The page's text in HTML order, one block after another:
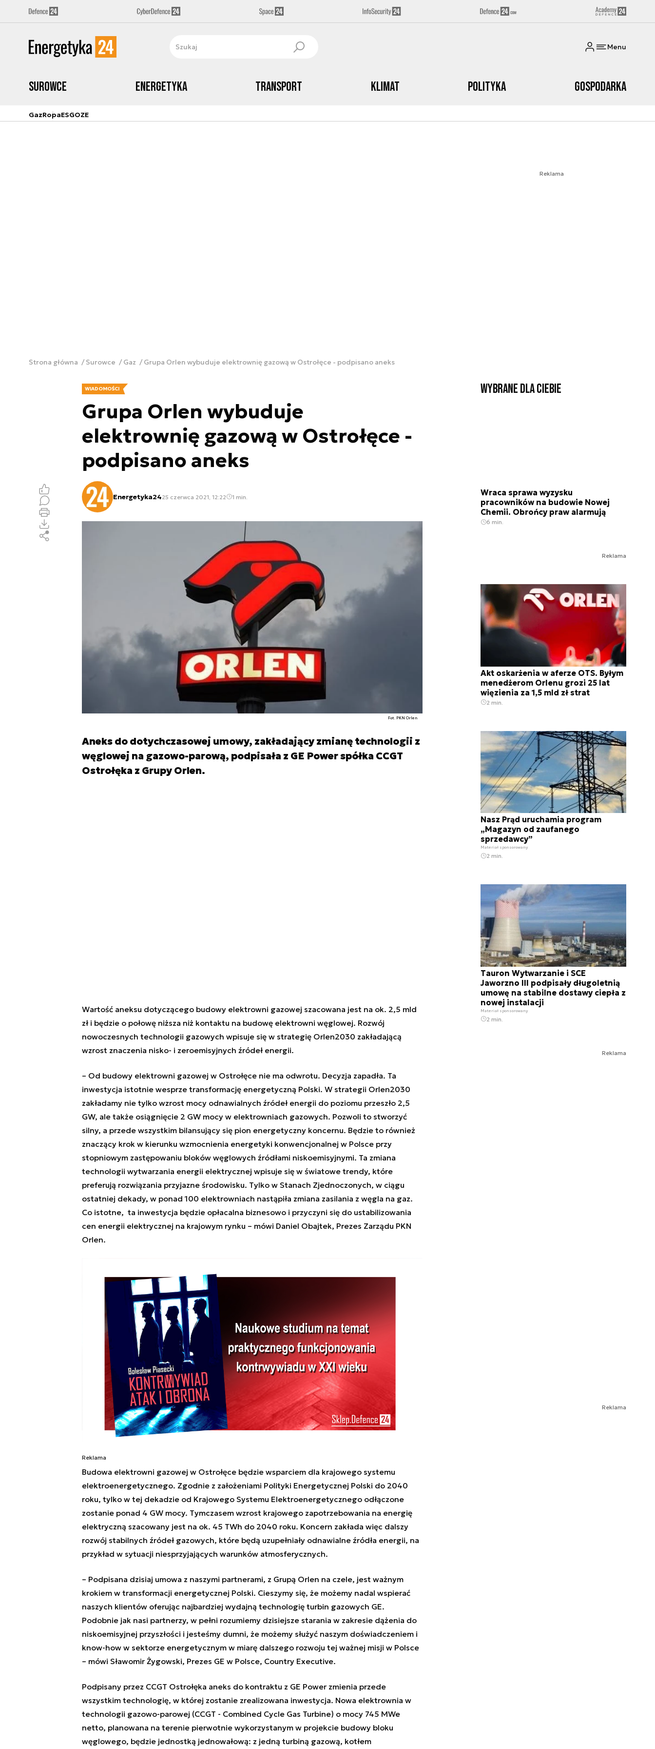
Menu
Surowce Energetyka Transport Klimat Polityka Gospodarka
GazRopaESGOZE
Reklama
Strona główna Surowce Gaz Grupa Orlen wybuduje elektrownię gazową w Ostrołęce - podpisano aneks
WIADOMOŚCI
Grupa Orlen wybuduje
elektrownię gazową w Ostrołęce -
podpisano aneks
Energetyka2425 czerwca 2021, 12:22 1 min.
Fot. PKN Orlen
Aneks do dotychczasowej umowy, zakładający zmianę technologii z
węglowej na gazowo-parową, podpisała z GE Power spółka CCGT
Ostrołęka z Grupy Orlen.
Wartość aneksu dotyczącego budowy elektrowni gazowej szacowana jest na ok. 2,5 mld
zł i będzie o połowę niższa niż kontaktu na budowę elektrowni węglowej. Rozwój
nowoczesnych technologii gazowych wpisuje się w strategię Orlen2030 zakładającą
wzrost znaczenia nisko- i zeroemisyjnych źródeł energii.
– Od budowy elektrowni gazowej w Ostrołęce nie ma odwrotu. Decyzja zapadła. Ta
inwestycja istotnie wesprze transformację energetyczną Polski. W strategii Orlen2030
zakładamy nie tylko wzrost mocy odnawialnych źródeł energii do poziomu przeszło 2,5
GW, ale także osiągnięcie 2 GW mocy w elektrowniach gazowych. Pozwoli to stworzyć
silny, a przede wszystkim bilansujący się pion energetyczny koncernu. Będzie to również
znaczący krok w kierunku wzmocnienia energetyki konwencjonalnej w Polsce przy
stopniowym zastępowaniu bloków węglowych źródłami niskoemisyjnymi. Ta zmiana
technologii wytwarzania energii elektrycznej wpisuje się w światowe trendy, które
preferują rozwiązania przyjazne środowisku. Tylko w Stanach Zjednoczonych, w ciągu
ostatniej dekady, w ponad 100 elektrowniach nastąpiła zmiana zasilania z węgla na gaz.
Co istotne, ta inwestycja będzie opłacalna biznesowo i przyczyni się do ustabilizowania
cen energii elektrycznej na krajowym rynku – mówi Daniel Obajtek, Prezes Zarządu PKN
Orlen.
Reklama
Budowa elektrowni gazowej w Ostrołęce będzie wsparciem dla krajowego systemu
elektroenergetycznego. Zgodnie z założeniami Polityki Energetycznej Polski do 2040
roku, tylko w tej dekadzie od Krajowego Systemu Elektroenergetycznego odłączone
zostanie ponad 4 GW mocy. Tymczasem wzrost krajowego zapotrzebowania na energię
elektryczną szacowany jest na ok. 45 TWh do 2040 roku. Koncern zakłada więc dalszy
rozwój stabilnych źródeł gazowych, które będą uzupełniały odnawialne źródła energii, na
przykład w sytuacji niesprzyjających warunków atmosferycznych.
– Podpisana dzisiaj umowa z naszymi partnerami, z Grupą Orlen na czele, jest ważnym
krokiem w transformacji energetycznej Polski. Cieszymy się, że możemy nadal wspierać
naszych klientów oferując najbardziej wydajną technologię turbin gazowych GE.
Podobnie jak nasi partnerzy, w pełni rozumiemy dzisiejsze starania w zakresie dążenia do
niskoemisyjnej przyszłości i jesteśmy dumni, że możemy służyć naszym doświadczeniem i
know-how w sektorze energetycznym w miarę dalszego rozwoju tej ważnej misji w Polsce
– mówi Sławomir Żygowski, Prezes GE w Polsce, Country Executive.
Podpisany przez CCGT Ostrołęka aneks do kontraktu z GE Power zmienia przede
wszystkim technologię, w której zostanie zrealizowana inwestycja. Nowa elektrownia w
technologii gazowo-parowej (CCGT - Combined Cycle Gas Turbine) o mocy 745 MWe
netto, planowana na terenie pierwotnie wykorzystanym w projekcie budowy bloku
węglowego, będzie jednostką jednowałową: z jedną turbiną gazową, kotłem
Wybrane dla Ciebie
Wraca sprawa wyzysku
pracowników na budowie Nowej
Chemii. Obrońcy praw alarmują
6 min.
Reklama
Akt oskarżenia w aferze OTS. Byłym
menedżerom Orlenu grozi 25 lat
więzienia za 1,5 mld zł strat
2 min.
Nasz Prąd uruchamia program
„Magazyn od zaufanego
sprzedawcy”
Materiał sponsorowany
2 min.
Tauron Wytwarzanie i SCE
Jaworzno III podpisały długoletnią
umowę na stabilne dostawy ciepła z
nowej instalacji
Materiał sponsorowany
2 min.
Reklama
Reklama